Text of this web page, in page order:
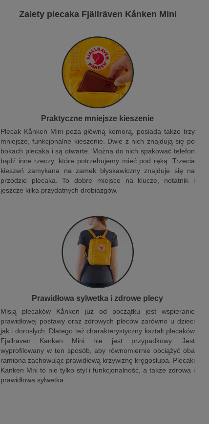
Zalety plecaka Fjällräven Kånken Mini
Praktyczne mniejsze kieszenie
Plecak Kånken Mini poza główną komorą, posiada także trzy
mniejsze, funkcjonalne kieszenie. Dwie z nich znajdują się po
bokach plecaka i są otwarte. Można do nich spakować telefon
bądź inne rzeczy, które potrzebujemy mieć pod ręką. Trzecia
kieszeń zamykana na zamek błyskawiczny znajduje się na
przodzie plecaka. To dobre miejsce na klucze, notatnik i
jeszcze kilka przydatnych drobiazgów.
Prawidłowa sylwetka i zdrowe plecy
Misją plecaków Kånken już od początku jest wspieranie
prawidłowej postawy oraz zdrowych pleców zarówno u dzieci
jak i dorosłych. Dlatego też charakterystyczny kształt plecaków
Fjallraven Kanken Mini nie jest przypadkowy. Jest
wyprofilowany w ten sposób, aby równomiernie obciążyć oba
ramiona zachowując prawidłową krzywiznę kręgosłupa. Plecaki
Kanken Mni to nie tylko styl i funkcjonalność, a także zdrowa i
prawidłowa sylwetka.